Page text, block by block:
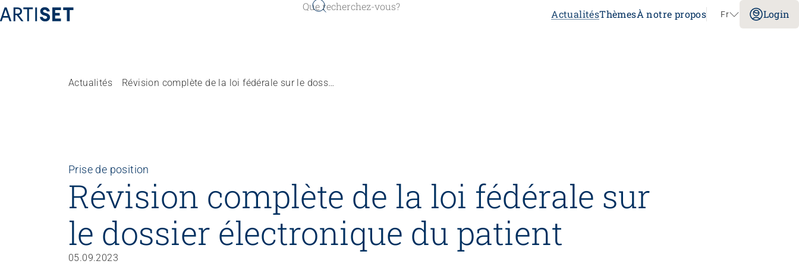
Aller au contenu
ActualitésThèmesÀ notre propos Fr Login
Politiques publiques & Prises de position
Travail en réseaux
Actualités Révision complète de la loi fédérale sur le dossier électronique du patient
Prise de position
Révision complète de la loi fédérale sur
le dossier électronique du patient
05.09.2023